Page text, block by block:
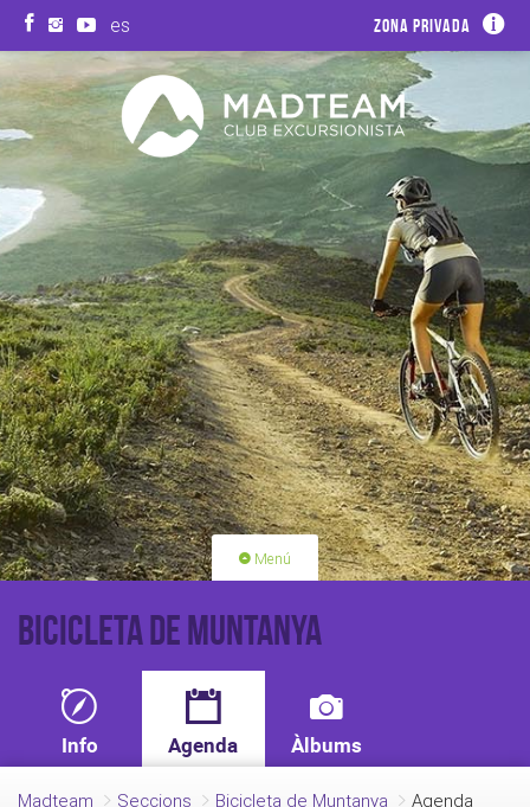
es Zona privada
Menú
QUI SOM
FES-TE SOCI
Bicicleta de Muntanya
Info Agenda Àlbums
Madteam Seccions Bicicleta de Muntanya Agenda